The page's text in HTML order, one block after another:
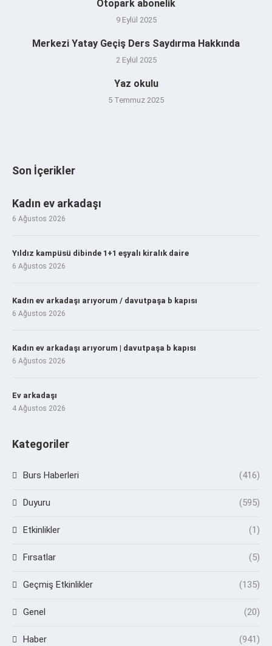
Otopark abonelik
9 Eylül 2025
Merkezi Yatay Geçiş Ders Saydırma Hakkında
2 Eylül 2025
Yaz okulu
5 Temmuz 2025
Son İçerikler
Kadın ev arkadaşı
6 Ağustos 2026
Yıldız kampüsü dibinde 1+1 eşyalı kiralık daire
6 Ağustos 2026
Kadın ev arkadaşı arıyorum / davutpaşa b kapısı
6 Ağustos 2026
Kadın ev arkadaşı arıyorum | davutpaşa b kapısı
6 Ağustos 2026
Ev arkadaşı
4 Ağustos 2026
Kategoriler
Burs Haberleri (416)
Duyuru (595)
Etkinlikler (1)
Fırsatlar (5)
Geçmiş Etkinlikler (135)
Genel (20)
Haber (941)